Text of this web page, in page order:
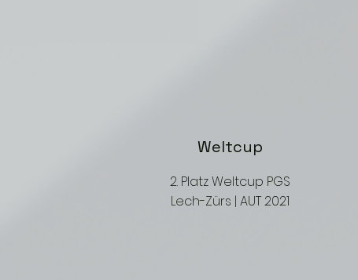
Weltcup
2. Platz Weltcup PGS
Lech-Zürs | AUT 2021